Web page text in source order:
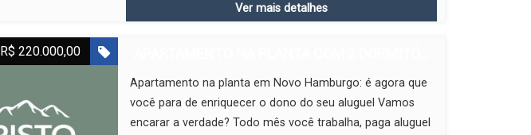
Ver mais detalhes
R$ 220.000,00
Apartamento na planta em Novo Hamburgo: é agora que
você para de enriquecer o dono do seu aluguel Vamos
encarar a verdade? Todo mês você trabalha, paga aluguel